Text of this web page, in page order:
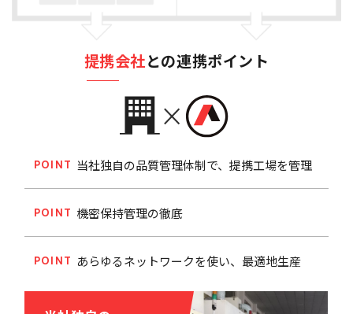
提携会社との連携ポイント
POINT 当社独自の品質管理体制で、提携工場を管理
POINT 機密保持管理の徹底
POINT あらゆるネットワークを使い、最適地生産